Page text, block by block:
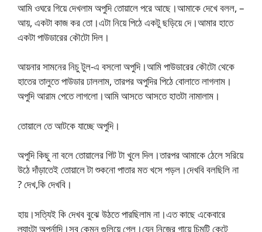
আমি ওঘরে গিয়ে দেখলাম অপুদি তোয়ালে পরে আছে।আমাকে দেখে বলল, –
আয়, একটা কাজ কর তো।এটা নিয়ে পিঠে একটু ছড়িয়ে দে।আমার হাতে
একটা পাউডারের কৌটো দিল।
আয়নার সামনের নিচু টুল-এ বসলো অপুদি।আমি পাউডারের কৌটো থেকে
হাতের তালুতে পাউডার ঢাললাম, তারপর অপুদির পিঠে বোলাতে লাগলাম।
অপুদি আরাম পেতে লাগলো।আমি আসতে আসতে হাতটা নামালাম।
তোয়ালে তে আটকে যাচ্ছে অপুদি।
অপুদি কিছু না বলে তোয়ালের গিট টা খুলে দিল।তারপর আমাকে ঠেলে সরিয়ে
উঠে দাঁড়াতেই তোয়ালে টা শুকনো পাতার মত খসে পড়ল।দেখবি বলছিলি না
? দেখ,কি দেখবি।
হায়।সত্যিই কি দেখব বুঝে উঠতে পারছিলাম না।এত কাছে একেবারে
ল্যাংটা অপর্নাদি।সব কেমন গুলিয়ে গেল।যেন নিজের গায়ে চিমটি কেটে